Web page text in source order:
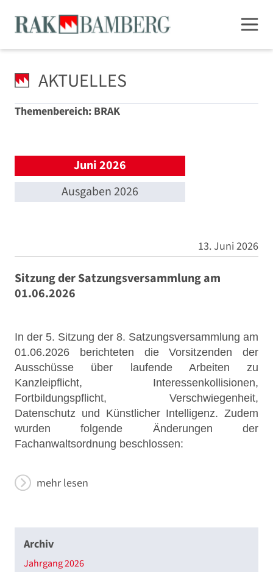
AKTUELLES
Themenbereich: BRAK
Juni 2026
Ausgaben 2026
13. Juni 2026
Sitzung der Satzungsversammlung am
01.06.2026
In der 5. Sitzung der 8. Satzungsversammlung am
01.06.2026 berichteten die Vorsitzenden der
Ausschüsse über laufende Arbeiten zu
Kanzleipflicht, Interessenkollisionen,
Fortbildungspflicht, Verschwiegenheit,
Datenschutz und Künstlicher Intelligenz. Zudem
wurden folgende Änderungen der
Fachanwaltsordnung beschlossen:
mehr lesen
Archiv
Jahrgang 2026